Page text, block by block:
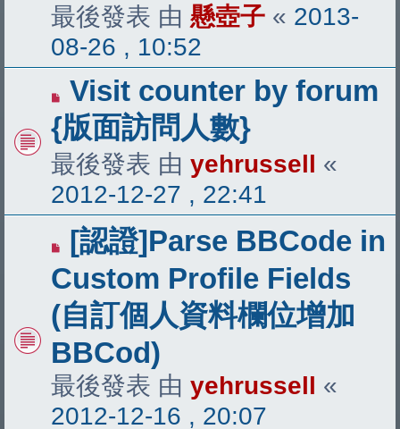
最後發表 由 懸壺子 « 2013-
08-26 , 10:52
Visit counter by forum
{版面訪問人數}
最後發表 由 yehrussell «
2012-12-27 , 22:41
[認證]Parse BBCode in
Custom Profile Fields
(自訂個人資料欄位增加
BBCod)
最後發表 由 yehrussell «
2012-12-16 , 20:07